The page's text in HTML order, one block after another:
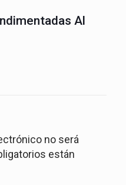
Al
no será
están